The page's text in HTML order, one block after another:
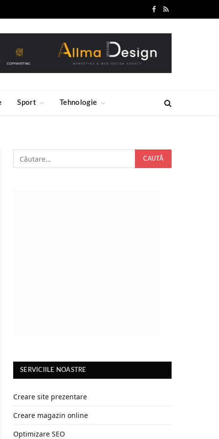
Facebook
RSS
Sport Tehnologie
SERVICIILE NOASTRE
Creare site prezentare
Creare magazin online
Optimizare SEO